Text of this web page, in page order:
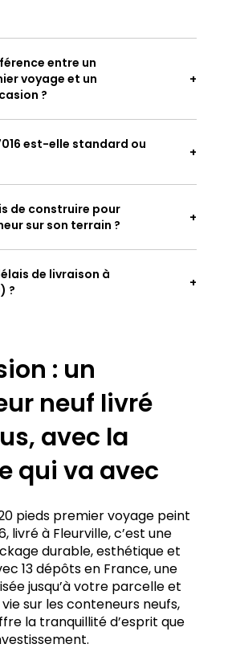
entre un
voyage et un
?
est-elle standard ou
de construire pour
sur son terrain ?
de livraison à
?
: un
neuf livré
avec la
qui va avec
pieds premier voyage peint
livré à Fleurville, c’est une
durable, esthétique et
13 dépôts en France, une
jusqu’à votre parcelle et
sur les conteneurs neufs,
la tranquillité d’esprit que